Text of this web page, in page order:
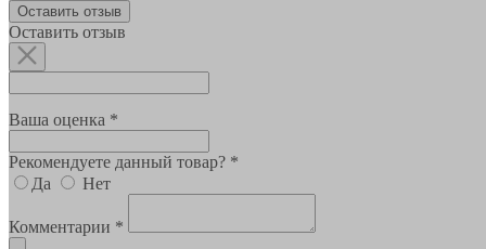
Оставить отзыв
Оставить отзыв
Ваша оценка *
Рекомендуете данный товар? *
Да
Нет
Комментарии *